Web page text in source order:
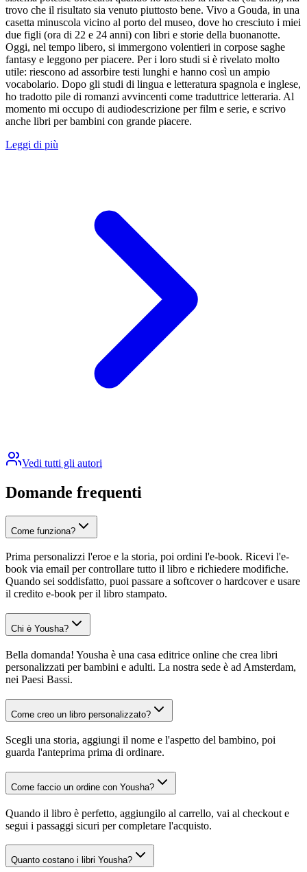
trovo che il risultato sia venuto piuttosto bene. Vivo a Gouda, in una
casetta minuscola vicino al porto del museo, dove ho cresciuto i miei
due figli (ora di 22 e 24 anni) con libri e storie della buonanotte.
Oggi, nel tempo libero, si immergono volentieri in corpose saghe
fantasy e leggono per piacere. Per i loro studi si è rivelato molto
utile: riescono ad assorbire testi lunghi e hanno così un ampio
vocabolario. Dopo gli studi di lingua e letteratura spagnola e inglese,
ho tradotto pile di romanzi avvincenti come traduttrice letteraria. Al
momento mi occupo di audiodescrizione per film e serie, e scrivo
anche libri per bambini con grande piacere.
Leggi di più
Vedi tutti gli autori
Domande frequenti
Come funziona?
Prima personalizzi l'eroe e la storia, poi ordini l'e-book. Ricevi l'e-
book via email per controllare tutto il libro e richiedere modifiche.
Quando sei soddisfatto, puoi passare a softcover o hardcover e usare
il credito e-book per il libro stampato.
Chi è Yousha?
Bella domanda! Yousha è una casa editrice online che crea libri
personalizzati per bambini e adulti. La nostra sede è ad Amsterdam,
nei Paesi Bassi.
Come creo un libro personalizzato?
Scegli una storia, aggiungi il nome e l'aspetto del bambino, poi
guarda l'anteprima prima di ordinare.
Come faccio un ordine con Yousha?
Quando il libro è perfetto, aggiungilo al carrello, vai al checkout e
segui i passaggi sicuri per completare l'acquisto.
Quanto costano i libri Yousha?